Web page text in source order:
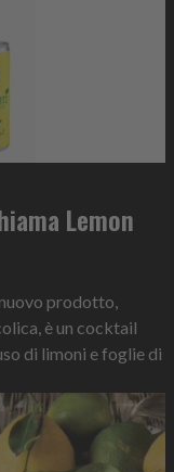
Lemon
prodotto,
è un cocktail
di limoni e foglie di